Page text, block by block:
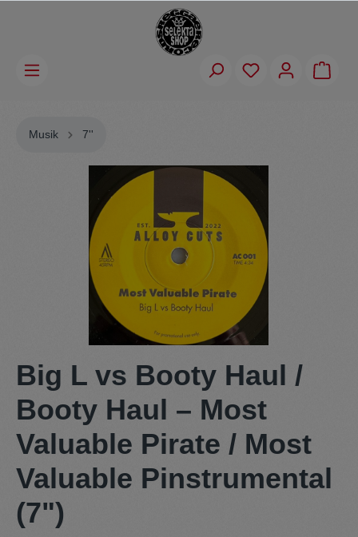
Musik 7''
Big L vs Booty Haul /
Booty Haul – Most
Valuable Pirate / Most
Valuable Pinstrumental
(7")